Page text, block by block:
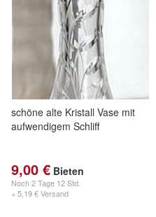
schöne alte Kristall Vase mit
aufwendigem Schliff
9,00 € Bieten
Noch2 Tage 12 Std.
+ 5,19 € Versand